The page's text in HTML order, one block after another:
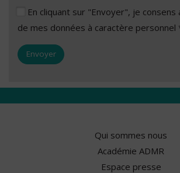
En cliquant sur "Envoyer", je
de mes données à caractère personnel
Qui sommes nous
Académie ADMR
Espace presse